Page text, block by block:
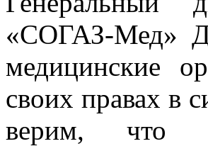
«СОГАЗ-Мед»
медицинские
своих правах в
верим, что